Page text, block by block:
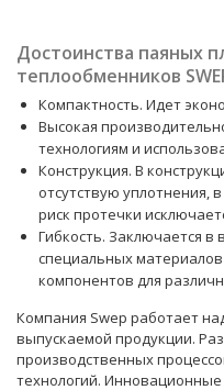
Достоинства паяных
теплообменников
Компактность. Идет
Высокая
технологиям и
Конструкция. В
отсутствую уплотнения,
риск протечки
Гибкость. Заключается
специальных
компонентов для
Компания Swep работает
выпускаемой продукции.
производственных
технологий.